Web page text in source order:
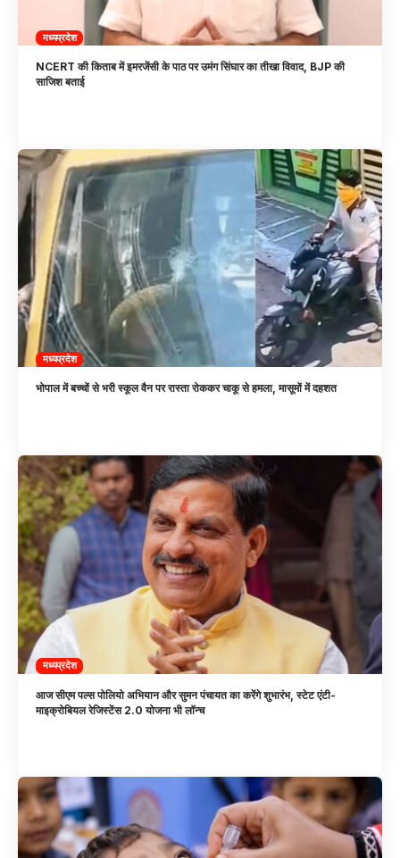
मध्यप्रदेश
NCERT की किताब में इमरजेंसी के पाठ पर उमंग सिंघार का तीखा विवाद, BJP की
साजिश बताई
मध्यप्रदेश
भोपाल में बच्चों से भरी स्कूल वैन पर रास्ता रोककर चाकू से हमला, मासूमों में दहशत
मध्यप्रदेश
आज सीएम पल्स पोलियो अभियान और सुमन पंचायत का करेंगे शुभारंभ, स्टेट एंटी-
माइक्रोबियल रेजिस्टेंस 2.0 योजना भी लॉन्च